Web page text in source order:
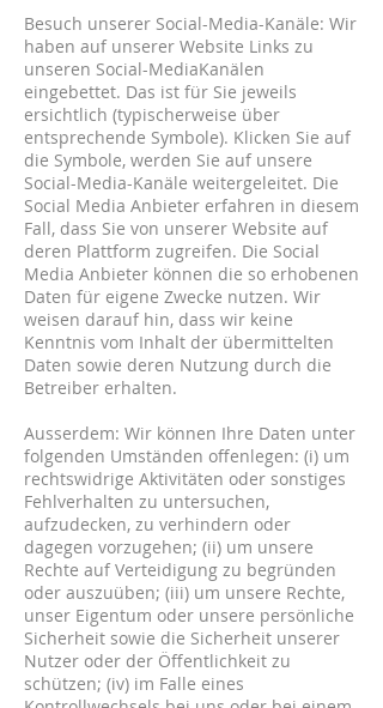
Besuch unserer Social-Media-Kanäle: Wir
haben auf unserer Website Links zu
unseren Social-MediaKanälen
eingebettet. Das ist für Sie jeweils
ersichtlich (typischerweise über
entsprechende Symbole). Klicken Sie auf
die Symbole, werden Sie auf unsere
Social-Media-Kanäle weitergeleitet. Die
Social Media Anbieter erfahren in diesem
Fall, dass Sie von unserer Website auf
deren Plattform zugreifen. Die Social
Media Anbieter können die so erhobenen
Daten für eigene Zwecke nutzen. Wir
weisen darauf hin, dass wir keine
Kenntnis vom Inhalt der übermittelten
Daten sowie deren Nutzung durch die
Betreiber erhalten.
Ausserdem: Wir können Ihre Daten unter
folgenden Umständen offenlegen: (i) um
rechtswidrige Aktivitäten oder sonstiges
Fehlverhalten zu untersuchen,
aufzudecken, zu verhindern oder
dagegen vorzugehen; (ii) um unsere
Rechte auf Verteidigung zu begründen
oder auszuüben; (iii) um unsere Rechte,
unser Eigentum oder unsere persönliche
Sicherheit sowie die Sicherheit unserer
Nutzer oder der Öffentlichkeit zu
schützen; (iv) im Falle eines